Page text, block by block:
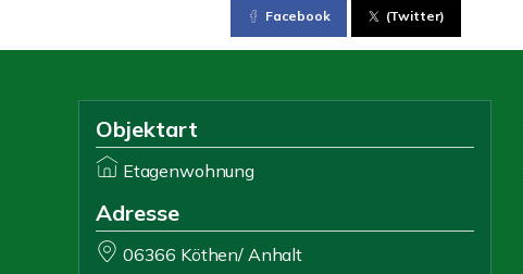
Facebook (Twitter)
Objektart
Etagenwohnung
Adresse
06366 Köthen/ Anhalt